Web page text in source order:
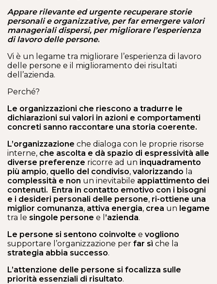
Appare rilevante ed urgente recuperare storie
personali e organizzative, per far emergere valori
manageriali dispersi, per migliorare l’esperienza
di lavoro delle persone.
Vi è un legame tra migliorare l’esperienza di lavoro
delle persone e il miglioramento dei risultati
dell’azienda.
Perché?
Le organizzazioni che riescono a tradurre le
dichiarazioni sui valori in azioni e comportamenti
concreti sanno raccontare una storia coerente.
L’organizzazione che dialoga con le proprie risorse
interne, che ascolta e dà spazio di espressività alle
diverse preferenze ricorre ad un inquadramento
più ampio, quello del condiviso, valorizzando la
complessità e non un inevitabile appiattimento dei
contenuti. Entra in contatto emotivo con i bisogni
e i desideri personali delle persone, ri-ottiene una
miglior comunanza, attiva energia, crea un legame
tra le singole persone e l ’azienda.
Le persone si sentono coinvolte e vogliono
supportare l’organizzazione per far sì che la
strategia abbia successo.
L’attenzione delle persone si focalizza sulle
priorità essenziali di risultato.